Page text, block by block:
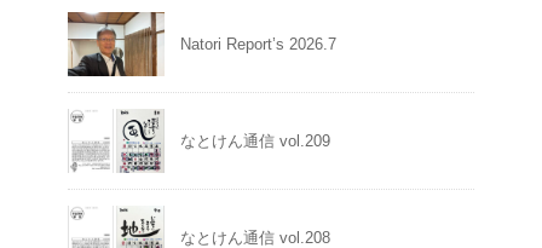
Natori Report’s 2026.7
なとけん通信 vol.209
なとけん通信 vol.208